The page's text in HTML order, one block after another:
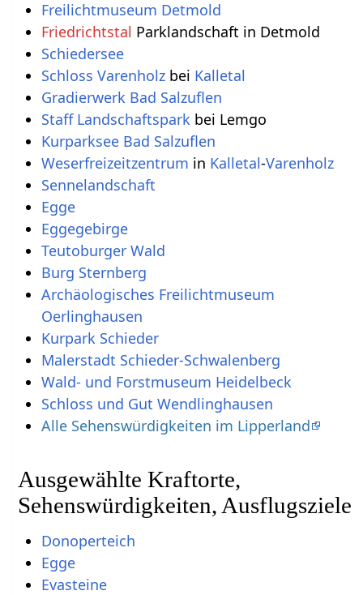
Freilichtmuseum Detmold
Friedrichtstal Parklandschaft in Detmold
Schiedersee
Schloss Varenholzbei Kalletal
Gradierwerk Bad Salzuflen
Staff Landschaftsparkbei Lemgo
Kurparksee Bad Salzuflen
Weserfreizeitzentrum in Kalletal-Varenholz
Sennelandschaft
Egge
Eggegebirge
Teutoburger Wald
Burg Sternberg
Archäologisches Freilichtmuseum
Oerlinghausen
Kurpark Schieder
Malerstadt Schieder-Schwalenberg
Wald- und Forstmuseum Heidelbeck
Schloss und Gut Wendlinghausen
Alle Sehenswürdigkeiten im Lipperland
Ausgewählte Kraftorte,
Sehenswürdigkeiten, Ausflugsziele
Donoperteich
Egge
Evasteine